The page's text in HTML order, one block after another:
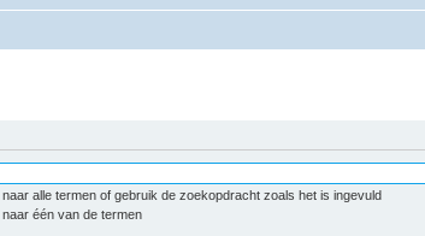
alle termen of gebruik de zoekopdracht zoals het is ingevuld
één van de termen